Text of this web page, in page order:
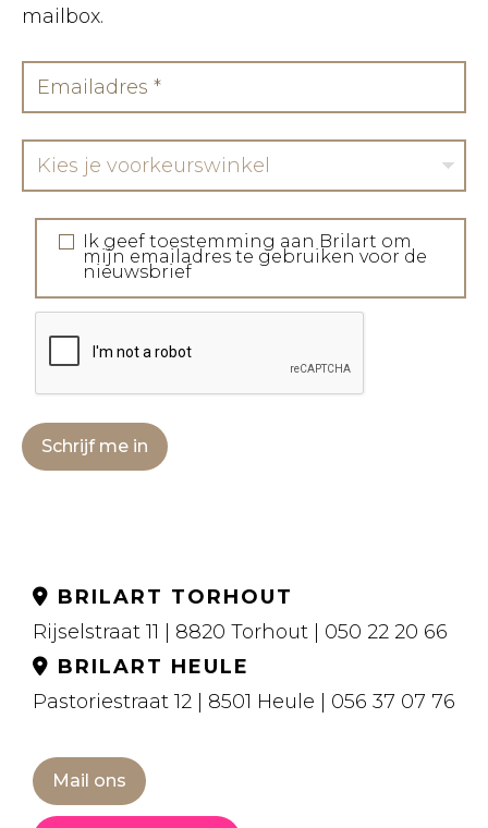
mailbox.
Kies je voorkeurswinkel
Ik geef toestemming aan Brilart om
mijn emailadres te gebruiken voor de
nieuwsbrief
Schrijf me in
BRILART TORHOUT
Rijselstraat 11 | 8820 Torhout | 050 22 20 66
BRILART HEULE
Pastoriestraat 12 | 8501 Heule | 056 37 07 76
Mail ons